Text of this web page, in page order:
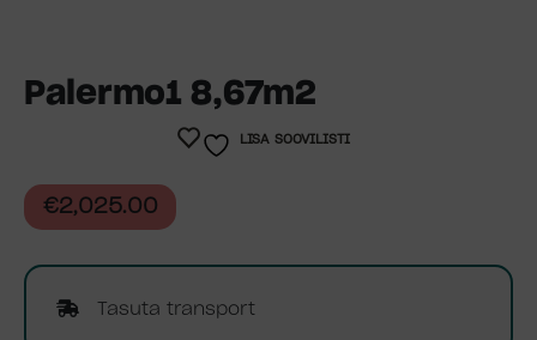
Palermo1 8,67m2
€2,025.00
Tasuta transport
LISA SOOVILISTI